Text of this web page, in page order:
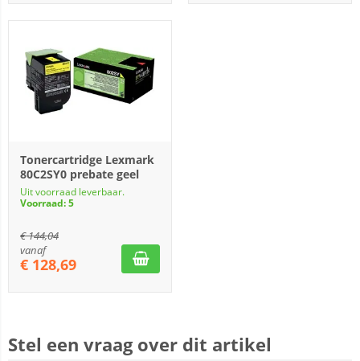
Tonercartridge Lexmark
80C2SY0 prebate geel
Uit voorraad leverbaar.
Voorraad: 5
€144,04
vanaf
€ 128,69
Stel een vraag over dit artikel